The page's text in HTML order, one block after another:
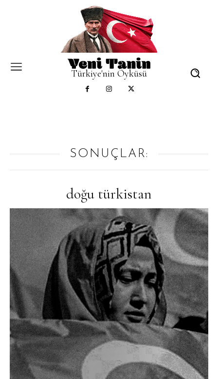
Türkiye'nin Öyküsü
SONUÇLAR:
doğu türkistan